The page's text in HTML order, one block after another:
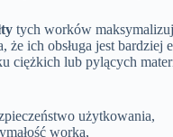
tych worków
że ich obsługa jest bardziej
ciężkich lub pylących
użytkowania,
worka,